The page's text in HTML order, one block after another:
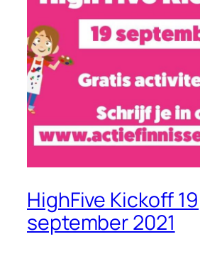
HighFive Kickoff 19
september 2021